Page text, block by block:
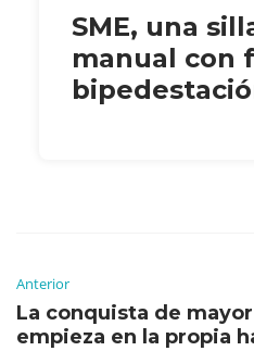
SME, una
manual con
Anterior
La conquista de
empieza en la propia